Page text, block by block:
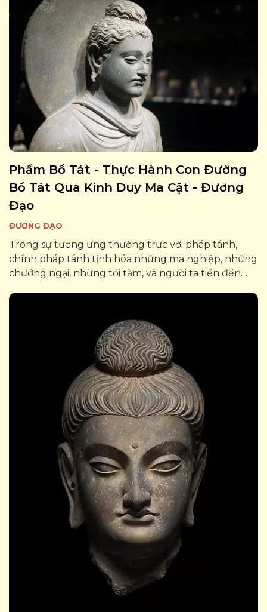
Phẩm Bồ Tát - Thực Hành Con Đường
Bồ Tát Qua Kinh Duy Ma Cật - Đương
Đạo
ĐƯƠNG ĐẠO
Trong sự tương ưng thường trực với pháp tánh,
chính pháp tánh tịnh hóa những ma nghiệp, những
chướng ngại, những tối tăm, và người ta tiến đến